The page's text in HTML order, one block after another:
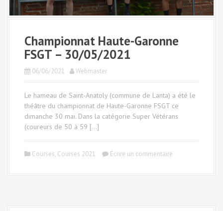
Championnat Haute-Garonne
FSGT – 30/05/2021
06/06/2021 Webmaster
Le hameau de Saint-Anatoly (commune de Lanta) a été le
théâtre du championnat de Haute-Garonne FSGT ce
dimanche 30 mai. Dans la catégorie Super Vétérans
(coureurs de 50 à 59 […]
Courses, Courses 2021 Écrire un commentaire